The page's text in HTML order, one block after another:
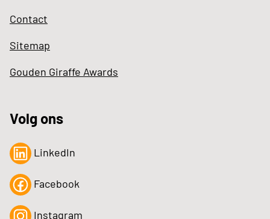
Contact
Sitemap
Gouden Giraffe Awards
Volg ons
LinkedIn
Facebook
Instagram